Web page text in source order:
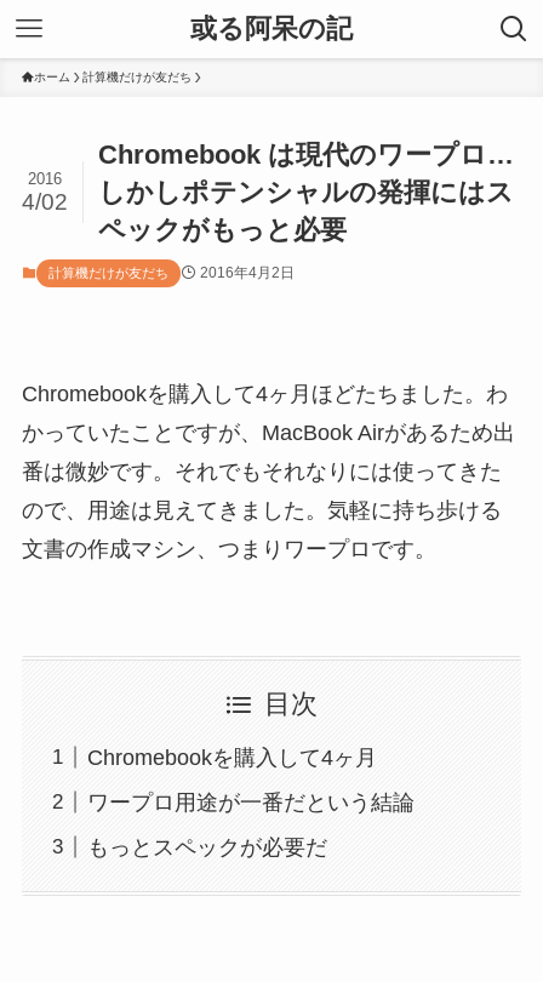
或る阿呆の記
ホーム 計算機だけが友だち
Chromebook は現代のワープロ…
しかしポテンシャルの発揮にはス
ペックがもっと必要
2016
4/02
計算機だけが友だち 2016年4月2日
Chromebookを購入して4ヶ月ほどたちました。わ
かっていたことですが、MacBook Airがあるため出
番は微妙です。それでもそれなりには使ってきた
ので、用途は見えてきました。気軽に持ち歩ける
文書の作成マシン、つまりワープロです。
目次
Chromebookを購入して4ヶ月
ワープロ用途が一番だという結論
もっとスペックが必要だ